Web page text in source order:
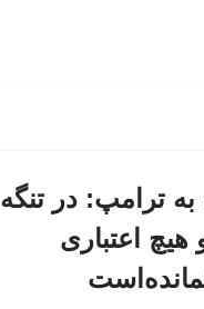
ترامپ: در تنگه
هیچ اعتباری